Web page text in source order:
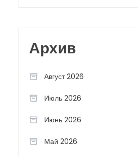
Архив
Август 2026
Июль 2026
Июнь 2026
Май 2026